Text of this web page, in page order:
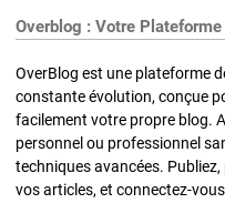
Overblog : Votre
OverBlog est une plateforme
constante évolution, conçue
facilement votre propre blog.
personnel ou professionnel
techniques avancées.
vos articles, et connectez-